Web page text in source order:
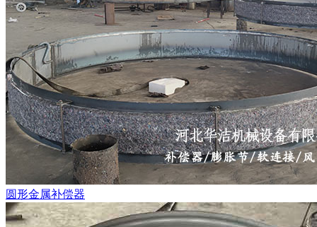
圆形金属补偿器